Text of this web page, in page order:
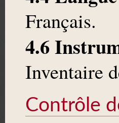
Français.
4.6
Inventaire
Contrôle